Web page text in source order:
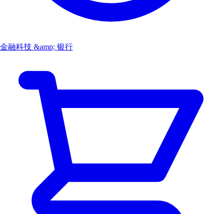
金融科技 &amp; 银行